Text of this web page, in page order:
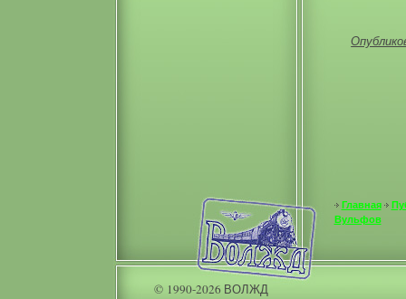
Главная
Вульфов
© 1990-2026 ВОЛЖД